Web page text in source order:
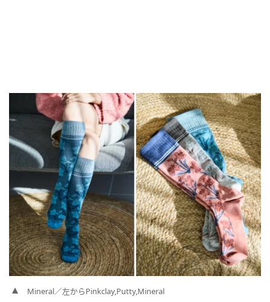
Mineral／左からPinkclay,Putty,Mineral